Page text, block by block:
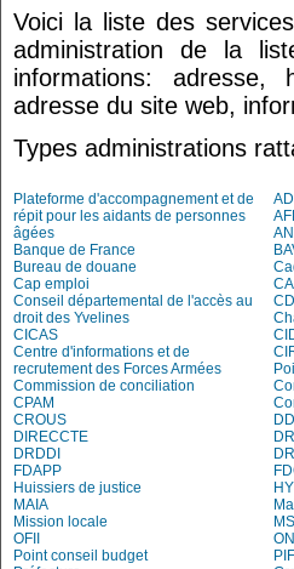
Voici la liste des
administration de la
informations: adresse,
adresse du site web,
Types administrations
Plateforme d'accompagnement et de
répit pour les aidants de personnes
âgées
Banque de France
Bureau de douane
Cap emploi
Conseil départemental de l'accès au
droit des Yvelines
CICAS
Centre d'informations et de
recrutement des Forces Armées
Commission de conciliation
CPAM
CROUS
DIRECCTE
DRDDI
FDAPP
Huissiers de justice
MAIA
Mission locale
OFII
Point conseil budget
PIF